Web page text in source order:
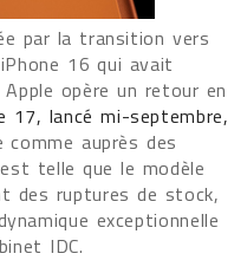
par la transition vers
16 qui avait
opère un retour en
17, lancé mi-septembre,
auprès des
telle que le modèle
des ruptures de stock,
exceptionnelle
IDC.